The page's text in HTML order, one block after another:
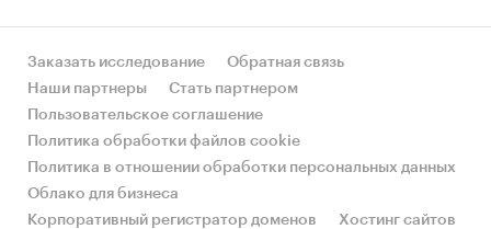
Заказать исследование
Обратная связь
Наши партнеры
Стать партнером
Пользовательское соглашение
Политика обработки файлов cookie
Политика в отношении обработки персональных данных
Облако для бизнеса
Корпоративный регистратор доменов
Хостинг сайтов